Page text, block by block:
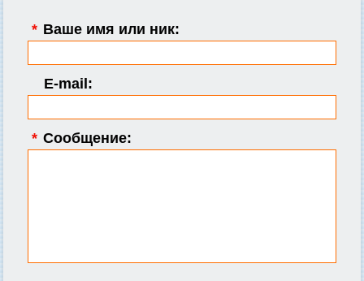
* Ваше имя или ник:
E-mail:
* Сообщение: